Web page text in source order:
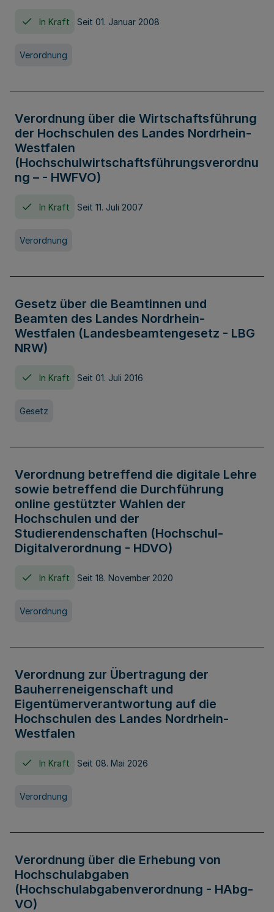
In Kraft Seit 01. Januar 2008
Verordnung
Verordnung über die Wirtschaftsführung
der Hochschulen des Landes Nordrhein-
Westfalen
(Hochschulwirtschaftsführungsverordnu
ng – - HWFVO)
In Kraft Seit 11. Juli 2007
Verordnung
Gesetz über die Beamtinnen und
Beamten des Landes Nordrhein-
Westfalen (Landesbeamtengesetz - LBG
NRW)
In Kraft Seit 01. Juli 2016
Gesetz
Verordnung betreffend die digitale Lehre
sowie betreffend die Durchführung
online gestützter Wahlen der
Hochschulen und der
Studierendenschaften (Hochschul-
Digitalverordnung - HDVO)
In Kraft Seit 18. November 2020
Verordnung
Verordnung zur Übertragung der
Bauherreneigenschaft und
Eigentümerverantwortung auf die
Hochschulen des Landes Nordrhein-
Westfalen
In Kraft Seit 08. Mai 2026
Verordnung
Verordnung über die Erhebung von
Hochschulabgaben
(Hochschulabgabenverordnung - HAbg-
VO)